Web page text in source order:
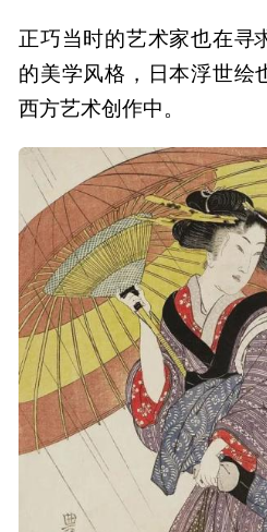
正巧当时的艺术家也在寻
的美学风格，日本浮世绘
西方艺术创作中。